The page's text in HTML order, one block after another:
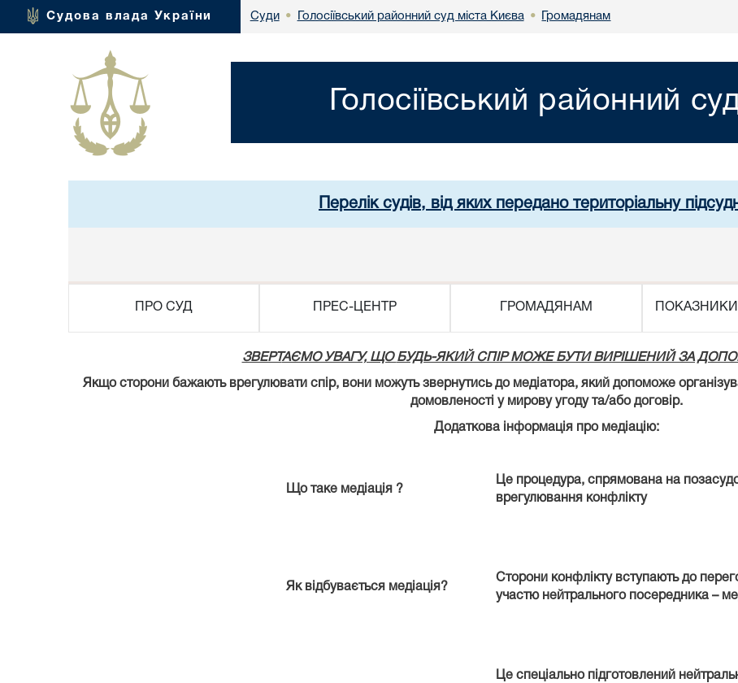
Судова влада України Суди • Голосіївський районний суд міста Києва • Громадянам
Голосіївський районний
Перелік судів, від яких передано територіальну
ПРО СУД ПРЕС-ЦЕНТР ГРОМАДЯНАМ ПОКАЗНИКИ
ЗВЕРТАЄМО УВАГУ, ЩО БУДЬ-ЯКИЙ СПІР МОЖЕ БУТИ ВИРІШЕНИЙ ЗА
Якщо сторони бажають врегулювати спір, вони можуть звернутись до медіатора, який допоможе
домовленості у мирову угоду та/або договір.
Додаткова інформація про медіацію:
Що таке медіація ?
Це процедура, спрямована на
врегулювання конфлікту
Як відбувається медіація?
Сторони конфлікту вступають до
участю нейтрального посередника –
Це спеціально підготовлений